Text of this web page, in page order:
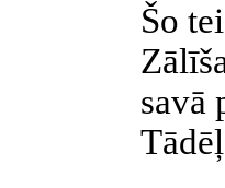
Šo
savā